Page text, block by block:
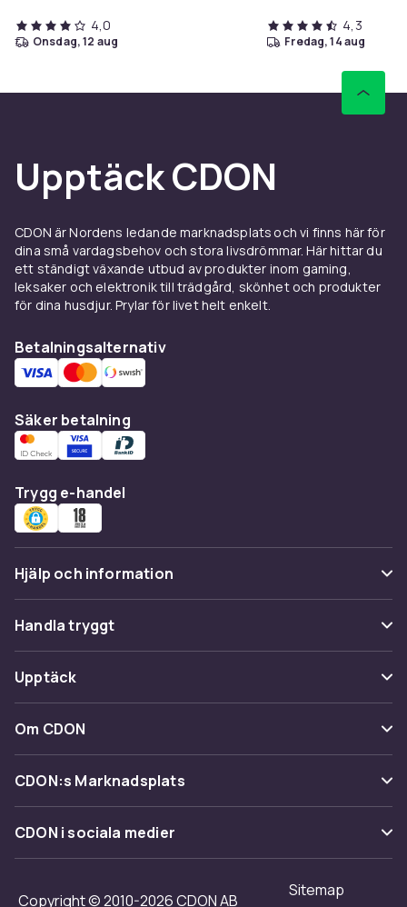
4,0
onsdag, 12 aug
4,3
fredag, 14 aug
Upptäck CDON
CDON är Nordens ledande marknadsplats och vi finns här för
dina små vardagsbehov och stora livsdrömmar. Här hittar du
ett ständigt växande utbud av produkter inom gaming,
leksaker och elektronik till trädgård, skönhet och produkter
för dina husdjur. Prylar för livet helt enkelt.
Betalningsalternativ
Säker betalning
Trygg e-handel
Hjälp och information
Vanliga frågor
Spåra paket
Ångra & Returnera här
Kundservice
Handla tryggt
Betalning
Leverans
Återkallelser
Upptäck
Kategorier
Varumärken
Shopit.se
Om CDON
Om oss
Kundrecensioner
CDON:s Marknadsplats
Sälj på CDON
Bli affiliate
Regler & kvalitet
CDON i sociala medier
Copyright © 2010-2026 CDON AB
Sitemap